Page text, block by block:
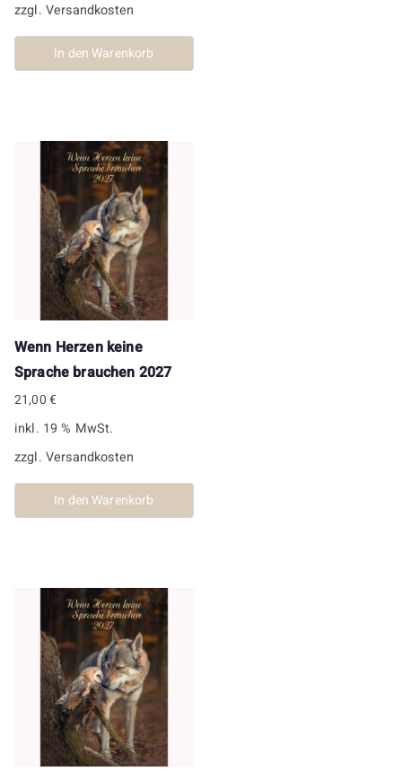
zzgl. Versandkosten
In den Warenkorb
Wenn Herzen keine
Sprache brauchen 2027
21,00€
inkl. 19 % MwSt.
zzgl. Versandkosten
In den Warenkorb